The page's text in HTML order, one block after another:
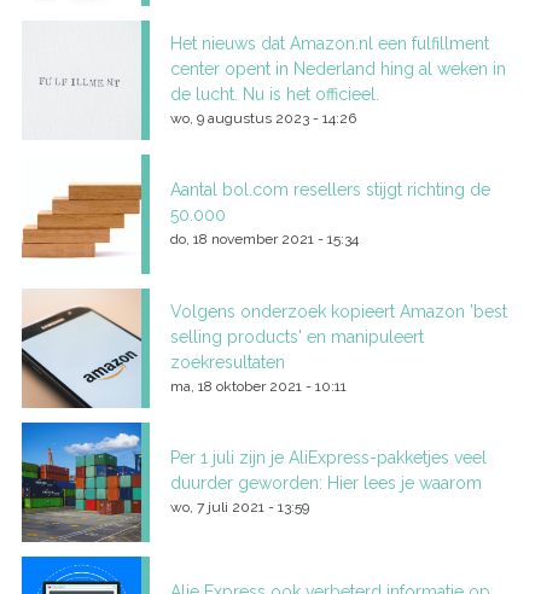
Het nieuws dat Amazon.nl een fulfillment
center opent in Nederland hing al weken in
de lucht. Nu is het officieel.
wo, 9 augustus 2023 - 14:26
Aantal bol.com resellers stijgt richting de
50.000
do, 18 november 2021 - 15:34
Volgens onderzoek kopieert Amazon 'best
selling products' en manipuleert
zoekresultaten
ma, 18 oktober 2021 - 10:11
Per 1 juli zijn je AliExpress-pakketjes veel
duurder geworden: Hier lees je waarom
wo, 7 juli 2021 - 13:59